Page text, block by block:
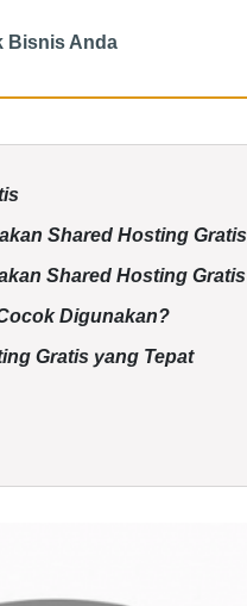
Bisnis Anda
Shared Hosting Gratis
Shared Hosting Gratis
Digunakan?
Gratis yang Tepat